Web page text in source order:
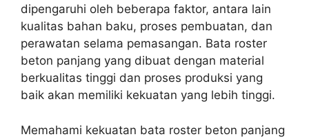
dipengaruhi oleh beberapa faktor, antara lain
kualitas bahan baku, proses pembuatan, dan
perawatan selama pemasangan. Bata roster
beton panjang yang dibuat dengan material
berkualitas tinggi dan proses produksi yang
baik akan memiliki kekuatan yang lebih tinggi.
Memahami kekuatan bata roster beton panjang